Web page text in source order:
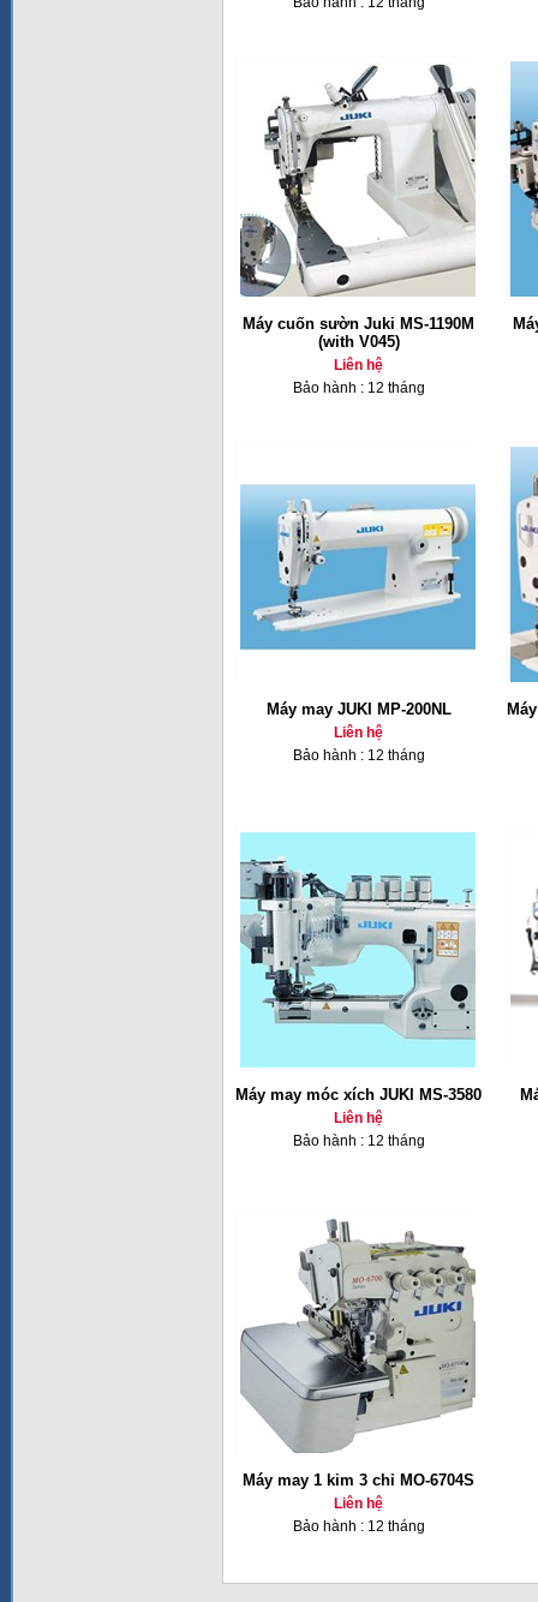
Máy cuốn sườn Juki MS-1190M
(with V045)
Liên hệ
Bảo hành : 12 tháng
Máy may JUKI MP-200NL
Liên hệ
Bảo hành : 12 tháng
Máy may móc xích JUKI MS-3580
Liên hệ
Bảo hành : 12 tháng
Máy may 1 kim 3 chỉ MO-6704S
Liên hệ
Bảo hành : 12 tháng